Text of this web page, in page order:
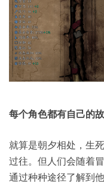
每个角色都有自己的
就算是朝夕相处，生
过往。但人们会随着
通过种种途径了解到